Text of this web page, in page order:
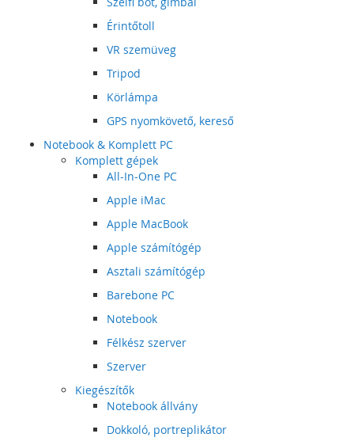
Érintőtoll
VR szemüveg
Tripod
Körlámpa
GPS nyomkövető, kereső
Notebook & Komplett PC
Komplett gépek
All-In-One PC
Apple iMac
Apple MacBook
Apple számítógép
Asztali számítógép
Barebone PC
Notebook
Félkész szerver
Szerver
Kiegészítők
Notebook állvány
Dokkoló, portreplikátor